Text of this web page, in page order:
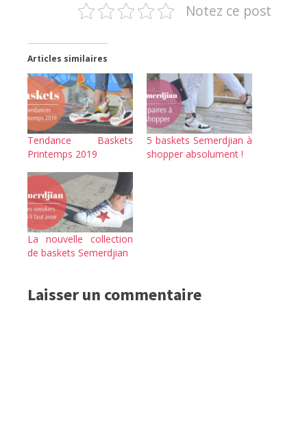
Notez ce post
Articles similaires
Tendance Baskets
Printemps 2019
5 baskets Semerdjian à
shopper absolument !
La nouvelle collection
de baskets Semerdjian
Laisser un commentaire